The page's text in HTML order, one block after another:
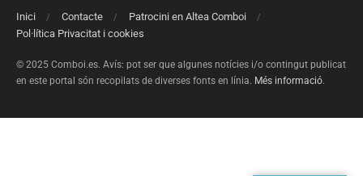
Inici Contacte
Patrocini en Altea Comboi
Pol·lítica Privacitat i cookies
© 2025 Comboi.es. Avís: pot ser que algunes notícies i/o contingut publicat
en este portal són recopilats de diverses fonts en línia. Més informació.